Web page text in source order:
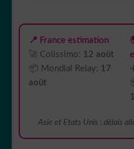
PL42
📍 France estimation
🚀 Colissimo: 12 août
📦 Mondial Relay: 17
août
Asie et Etats Unis : délais